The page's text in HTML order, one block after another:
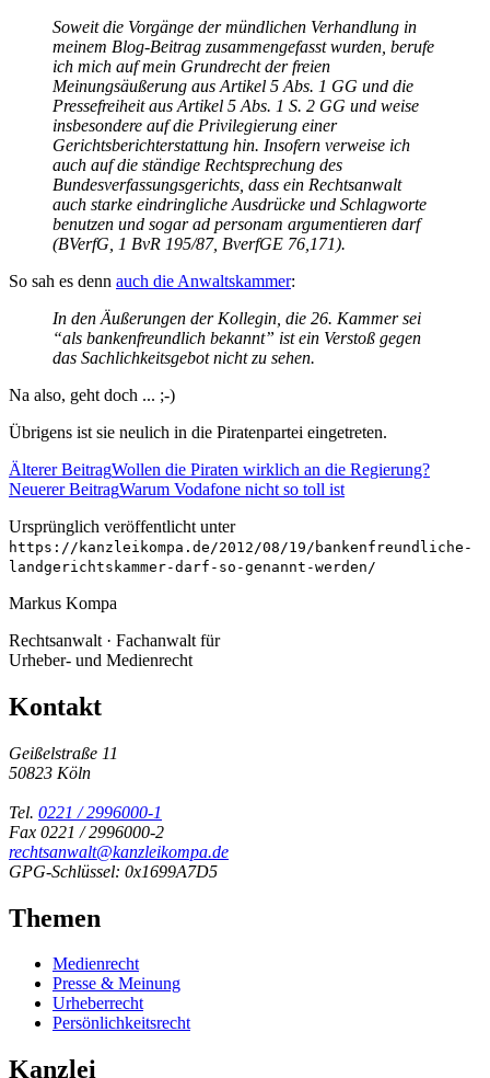
Soweit die Vorgänge der mündlichen Verhandlung in
meinem Blog-Beitrag zusammengefasst wurden, berufe
ich mich auf mein Grundrecht der freien
Meinungsäußerung aus Artikel 5 Abs. 1 GG und die
Pressefreiheit aus Artikel 5 Abs. 1 S. 2 GG und weise
insbesondere auf die Privilegierung einer
Gerichtsberichterstattung hin. Insofern verweise ich
auch auf die ständige Rechtsprechung des
Bundesverfassungsgerichts, dass ein Rechtsanwalt
auch starke eindringliche Ausdrücke und Schlagworte
benutzen und sogar ad personam argumentieren darf
(BVerfG, 1 BvR 195/87, BverfGE 76,171).
So sah es denn auch die Anwaltskammer:
In den Äußerungen der Kollegin, die 26. Kammer sei
“als bankenfreundlich bekannt” ist ein Verstoß gegen
das Sachlichkeitsgebot nicht zu sehen.
Na also, geht doch ... ;-)
Übrigens ist sie neulich in die Piratenpartei eingetreten.
Älterer BeitragWollen die Piraten wirklich an die Regierung?
Neuerer BeitragWarum Vodafone nicht so toll ist
Ursprünglich veröffentlicht unter
https://kanzleikompa.de/2012/08/19/bankenfreundliche-
landgerichtskammer-darf-so-genannt-werden/
Markus Kompa
Rechtsanwalt · Fachanwalt für
Urheber- und Medienrecht
Kontakt
Geißelstraße 11
50823 Köln
Tel. 0221 / 2996000-1
Fax 0221 / 2996000-2
rechtsanwalt@kanzleikompa.de
GPG-Schlüssel: 0x1699A7D5
Themen
Medienrecht
Presse & Meinung
Urheberrecht
Persönlichkeitsrecht
Kanzlei